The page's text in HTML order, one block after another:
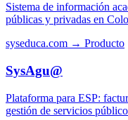
Sistema de información
públicas y privadas en
syseduca.com → Producto
SysAgu@
Plataforma para ESP:
gestión de servicios